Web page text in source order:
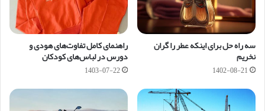
سه راه حل برای اینکه عطر را گران
نخریم
1402-08-21
راهنمای کامل تفاوت‌های هودی و
دورس در لباس‌های کودکان
1403-07-22